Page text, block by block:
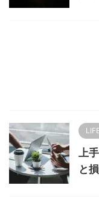
LIFE
上
と